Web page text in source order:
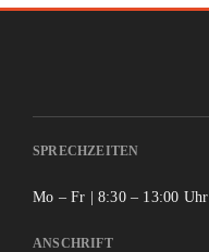
SPRECHZEITEN
Mo – Fr | 8:30 – 13:00 Uhr
ANSCHRIFT